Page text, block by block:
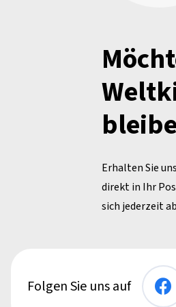
Erhalten Sie
direkt in Ihr
sich jederzeit
Folgen Sie uns auf